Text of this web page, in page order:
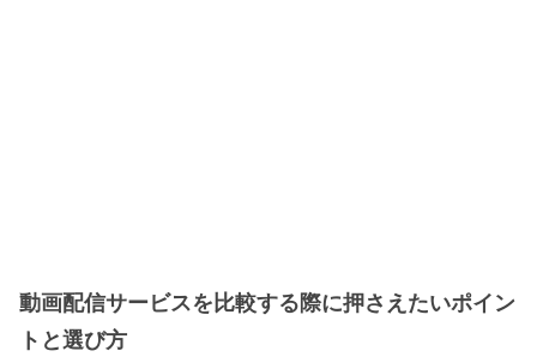
動画配信サービスを比較する際に押さえたいポイン
トと選び方